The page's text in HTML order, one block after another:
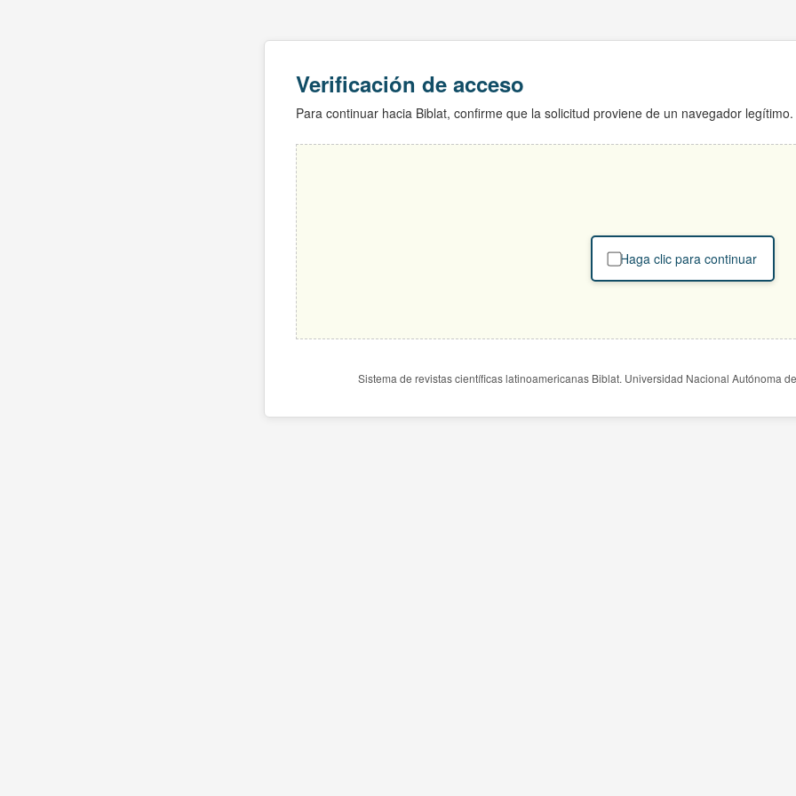
Verificación de acceso
Para continuar hacia Biblat, confirme que la solicitud proviene de un navegador legítimo.
Haga clic para continuar
Sistema de revistas científicas latinoamericanas Biblat. Universidad Nacional Autónoma